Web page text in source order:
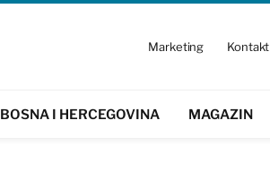
Marketing Kontakt
BOSNA I HERCEGOVINA MAGAZIN